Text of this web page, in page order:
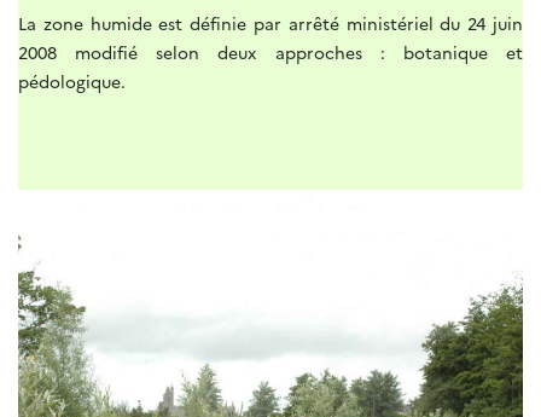
La zone humide est définie par arrêté ministériel du 24 juin
2008 modifié selon deux approches : botanique et
pédologique.